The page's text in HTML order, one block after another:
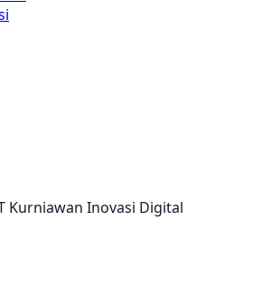
Kurniawan Inovasi Digital